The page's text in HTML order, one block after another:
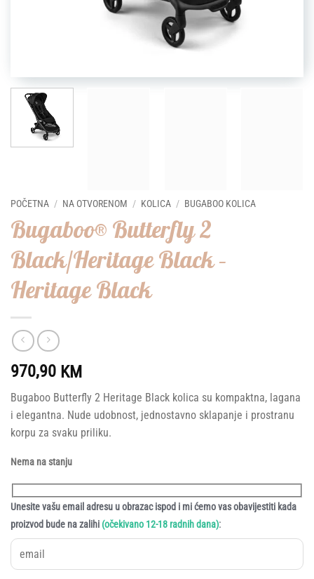
POČETNA / NA OTVORENOM / KOLICA / BUGABOO KOLICA
Bugaboo® Butterfly 2
Black/Heritage Black –
Heritage Black
970,90 KM
Bugaboo Butterfly 2 Heritage Black kolica su kompaktna, lagana
i elegantna. Nude udobnost, jednostavno sklapanje i prostranu
korpu za svaku priliku.
Nema na stanju
Unesite vašu email adresu u obrazac ispod i mi ćemo vas obavijestiti kada
proizvod bude na zalihi (očekivano 12-18 radnih dana):